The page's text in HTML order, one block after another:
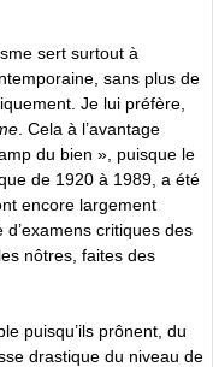
sert surtout à
sans plus de
Je lui préfère,
. Cela à l’avantage
du bien », puisque le
de 1920 à 1989, a été
encore largement
critiques des
nôtres, faites des
puisqu’ils prônent, du
drastique du niveau de